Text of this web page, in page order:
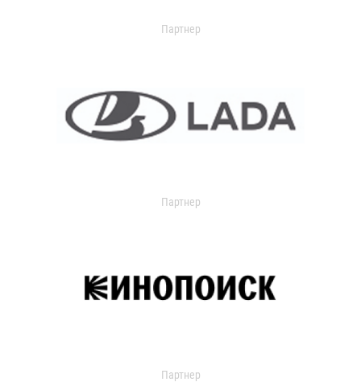
Партнер
Партнер
Партнер